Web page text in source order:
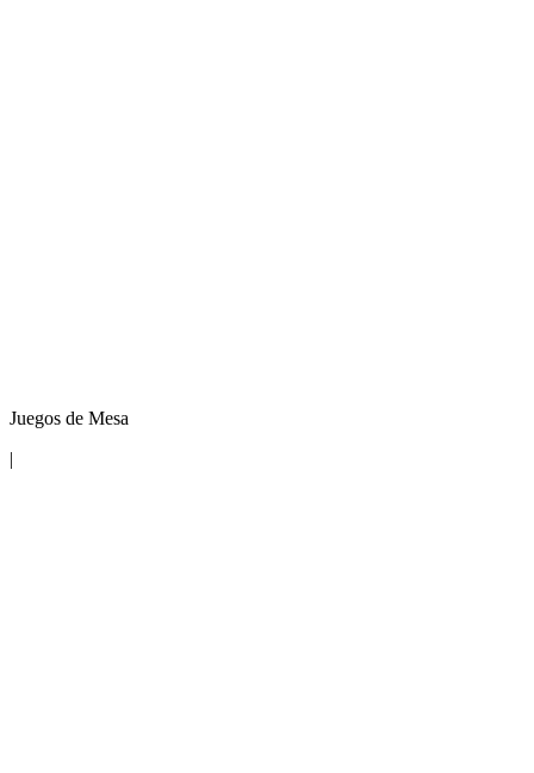
Juegos de Mesa
|